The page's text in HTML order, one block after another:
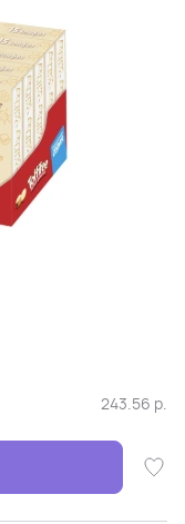
243.56 р.